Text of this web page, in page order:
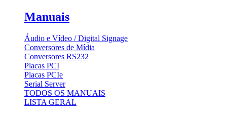
Manuais
Áudio e Vídeo / Digital Signage
Conversores de Mídia
Conversores RS232
Placas PCI
Placas PCIe
Serial Server
TODOS OS MANUAIS
LISTA GERAL